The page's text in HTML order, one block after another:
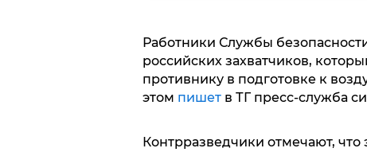
Работники Службы
российских захватчиков,
противнику в подготовке к
этом пишет в ТГ пресс-служба
Контрразведчики отмечают,